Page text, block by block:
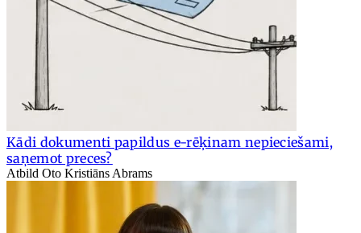
Kādi dokumenti papildus e-rēķinam nepieciešami,
saņemot preces?
Atbild Oto Kristiāns Abrams